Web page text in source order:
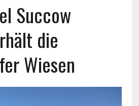
Succow
die
Wiesen